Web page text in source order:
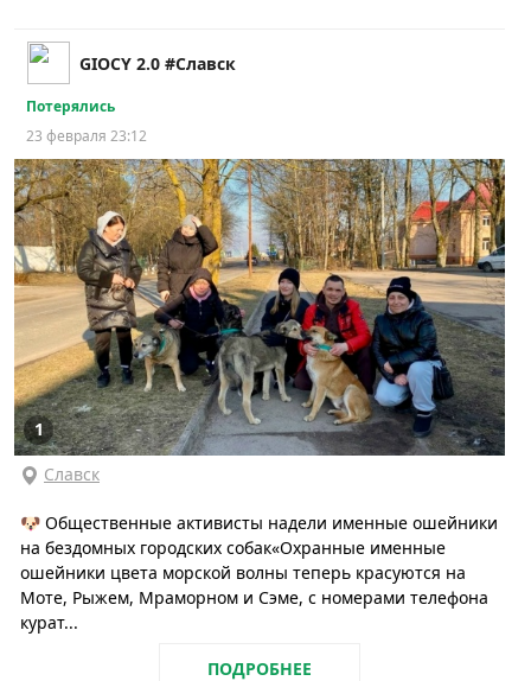
GIOCY 2.0 #Славск
Потерялись
23 февраля 23:12
1
Славск
🐶 Общественные активисты надели именные ошейники
на бездомных городских собак«Охранные именные
ошейники цвета морской волны теперь красуются на
Моте, Рыжем, Мраморном и Сэме, с номерами телефона
курат...
ПОДРОБНЕЕ